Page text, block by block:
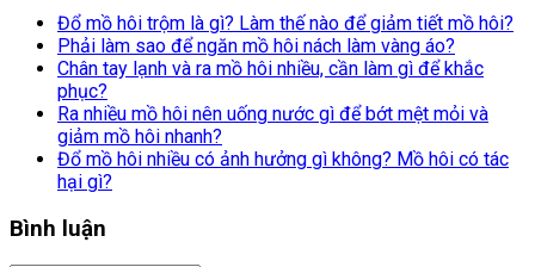
Đổ mồ hôi trộm là gì? Làm thế nào để giảm tiết mồ hôi?
Phải làm sao để ngăn mồ hôi nách làm vàng áo?
Chân tay lạnh và ra mồ hôi nhiều, cần làm gì để khắc
phục?
Ra nhiều mồ hôi nên uống nước gì để bớt mệt mỏi và
giảm mồ hôi nhanh?
Đổ mồ hôi nhiều có ảnh hưởng gì không? Mồ hôi có tác
hại gì?
Bình luận